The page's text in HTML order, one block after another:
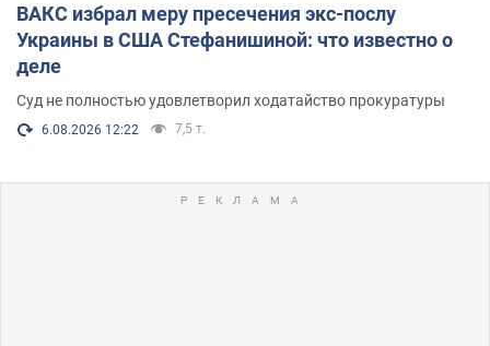
ВАКС избрал меру пресечения экс-послу
Украины в США Стефанишиной: что известно о
деле
Суд не полностью удовлетворил ходатайство прокуратуры
6.08.2026 12:22 7,5 т.